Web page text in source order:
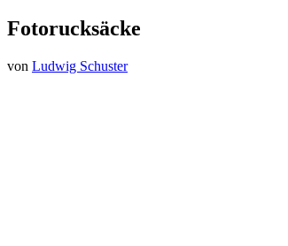
Fotorucksäcke
von Ludwig Schuster